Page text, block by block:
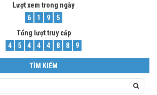
Lượt xem trong ngày
6
1 9
5
Tổng lượt truy cấp
4
5 4 4 4 8 8 9
TÌM KIẾM